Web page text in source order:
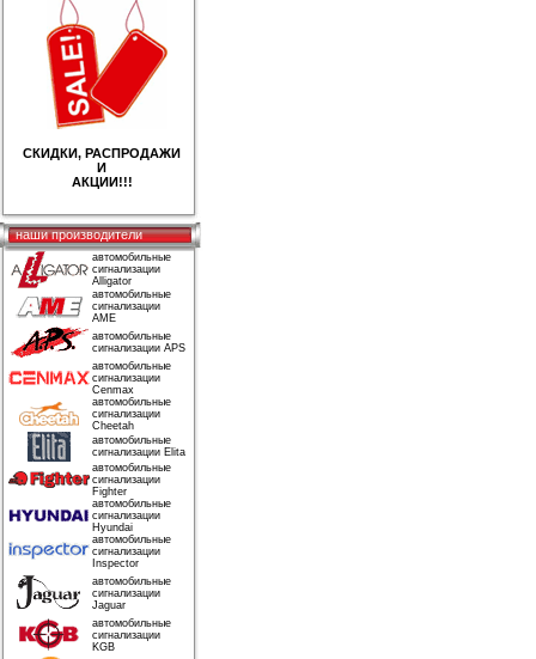
СКИДКИ, РАСПРОДАЖИ
И
АКЦИИ!!!
наши производители
автомобильные
сигнализации
Alligator
автомобильные
сигнализации
AME
автомобильные
сигнализации APS
автомобильные
сигнализации
Cenmax
автомобильные
сигнализации
Cheetah
автомобильные
сигнализации Elita
автомобильные
сигнализации
Fighter
автомобильные
сигнализации
Hyundai
автомобильные
сигнализации
Inspector
автомобильные
сигнализации
Jaguar
автомобильные
сигнализации
KGB